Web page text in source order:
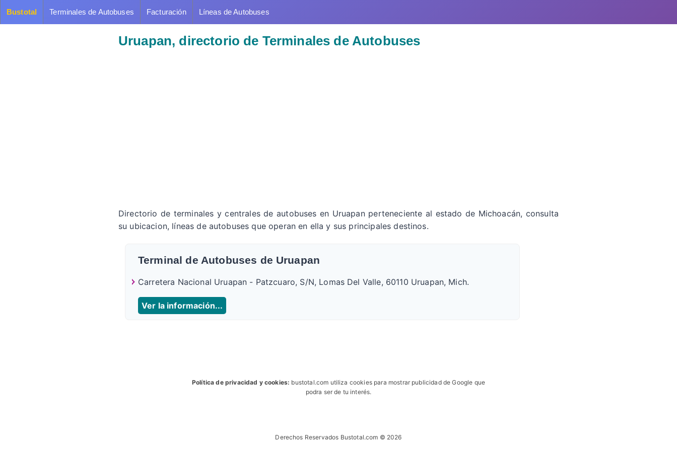
Bustotal Terminales de Autobuses Facturación Líneas de Autobuses
Uruapan, directorio de Terminales de Autobuses
Directorio de terminales y centrales de autobuses en Uruapan perteneciente al estado de Michoacán, consulta
su ubicacion, líneas de autobuses que operan en ella y sus principales destinos.
Terminal de Autobuses de Uruapan
Carretera Nacional Uruapan - Patzcuaro, S/N, Lomas Del Valle, 60110 Uruapan, Mich.
Ver la información...
Política de privacidad y cookies: bustotal.com utiliza cookies para mostrar publicidad de Google que
podra ser de tu interés.
Derechos Reservados Bustotal.com © 2026